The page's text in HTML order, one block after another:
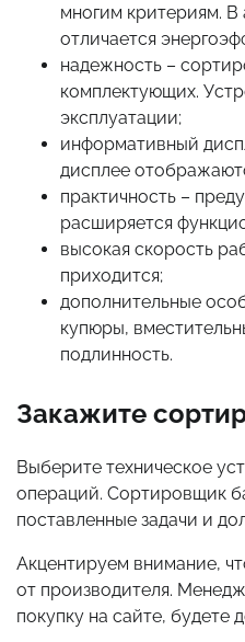
многим критериям. В
отличается
надежность –
комплектующих.
эксплуатации;
информативный
дисплее
практичность –
расширяется
высокая скорость
приходится;
дополнительные
купюры,
подлинность.
Закажите
Выберите техническое
операций. Сортировщик
поставленные задачи и
Акцентируем внимание,
от производителя.
покупку на сайте, будете